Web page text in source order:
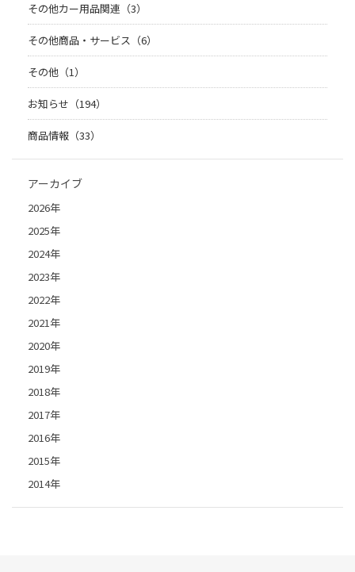
その他カー用品関連（3）
その他商品・サービス（6）
その他（1）
お知らせ（194）
商品情報（33）
アーカイブ
2026年
2025年
2024年
2023年
2022年
2021年
2020年
2019年
2018年
2017年
2016年
2015年
2014年